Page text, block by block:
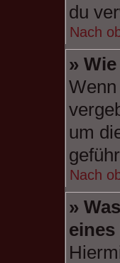
du
Nach
»
um
Nach
»